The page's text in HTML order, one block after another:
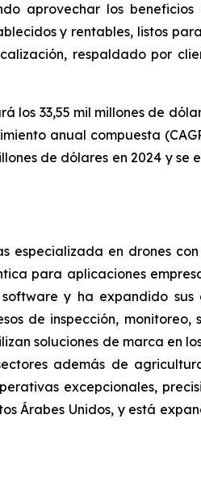
aprovechar los
y rentables, listos
respaldado por
33,55 mil millones de
anual compuesta
de dólares en 2024 y se
especializada en drones
para aplicaciones
y ha expandido
de inspección, monitoreo,
soluciones de marca en
además de
excepcionales,
Árabes Unidos, y está